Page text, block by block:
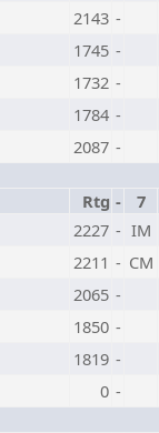
2143 -
1745 -
1732 -
1784 -
2087 -
Rtg -
7
2227 - IM
2211 - CM
2065 -
1850 -
1819 -
0 -